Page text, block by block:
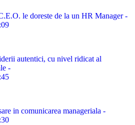
le doreste de la un HR Manager -
autentici, cu nivel ridicat al
-
in comunicarea manageriala -